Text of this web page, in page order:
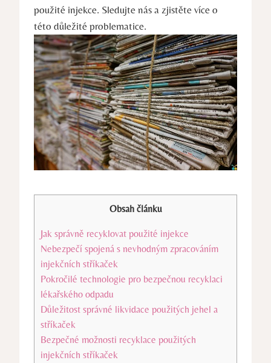
použité injekce. Sledujte nás a zjistěte více o
této důležité problematice.
Obsah článku
Jak správně recyklovat použité injekce
Nebezpečí spojená s nevhodným zpracováním
injekčních stříkaček
Pokročilé technologie pro bezpečnou recyklaci
lékařského odpadu
Důležitost správné likvidace použitých jehel a
stříkaček
Bezpečné možnosti recyklace použitých
injekčních stříkaček